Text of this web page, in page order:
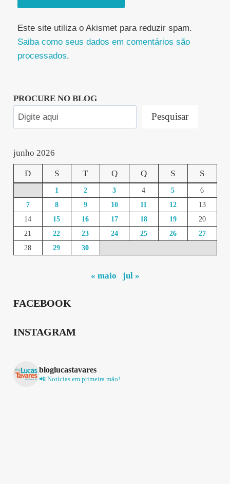
Este site utiliza o Akismet para reduzir spam.
Saiba como seus dados em comentários são
processados.
PROCURE NO BLOG
Pesquisar
junho 2026
D S T Q Q S S
1 2 3 4 5
6
7
8 9 10 11 12
13
14
15 16 17 18 19
20
21
22 23 24 25 26
27
28
29 30
« maio jul »
FACEBOOK
INSTAGRAM
bloglucastavares
📲 Notícias em primeira mão!